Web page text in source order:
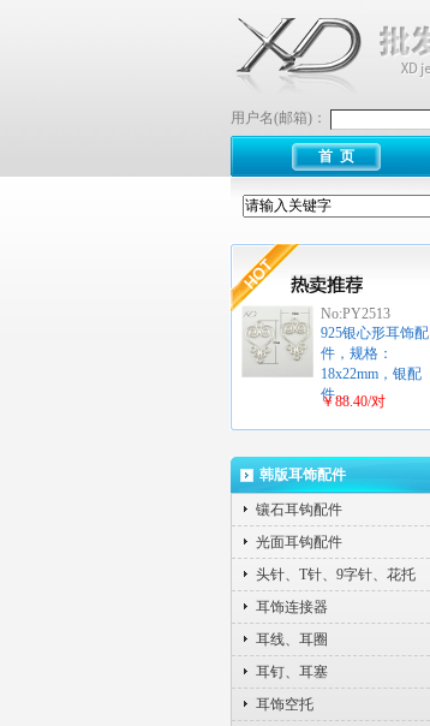
用户名(邮箱)：
首 页
No:PY2513
925银心形耳饰配
件，规格：
18x22mm，银配
件…
￥88.40/对
韩版耳饰配件
镶石耳钩配件
光面耳钩配件
头针、T针、9字针、花托
耳饰连接器
耳线、耳圈
耳钉、耳塞
耳饰空托